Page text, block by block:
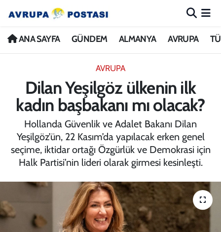
ANA SAYFA GÜNDEM ALMANYA AVRUPA
AVRUPA
Dilan Yeşilgöz ülkenin ilk
kadın başbakanı mı olacak?
Hollanda Güvenlik ve Adalet Bakanı Dilan
Yeşilgöz’ün, 22 Kasım’da yapılacak erken genel
seçime, iktidar ortağı Özgürlük ve Demokrasi için
Halk Partisi’nin lideri olarak girmesi kesinleşti.
ANA SAYFA
ALMANYA
AVRUPA
TÜRKİYE
DÜNYA
KÜLTÜR
SPOR
Nöbetçi Eczaneler
İstanbul Namaz Vakitleri
Trafik Durumu
Avrupa Ligi Puan Durumu ve Fikstür
Tüm Manşetler
Son Dakika Haberleri
Haber Arşivi